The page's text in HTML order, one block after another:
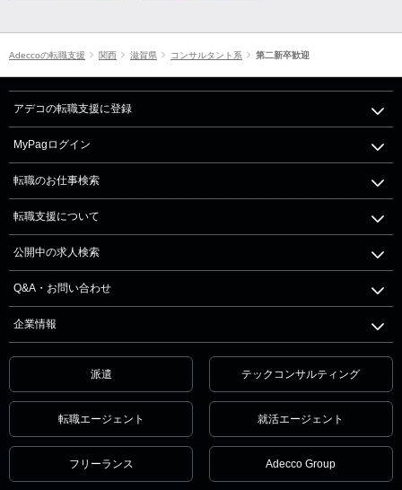
Adeccoの転職支援 関西 滋賀県 コンサルタント系 第二新卒歓迎
アデコの転職支援に登録
MyPagログイン
転職のお仕事検索
転職支援について
公開中の求人検索
Q&A・お問い合わせ
企業情報
派遣 テックコンサルティング
転職エージェント 就活エージェント
フリーランス Adecco Group